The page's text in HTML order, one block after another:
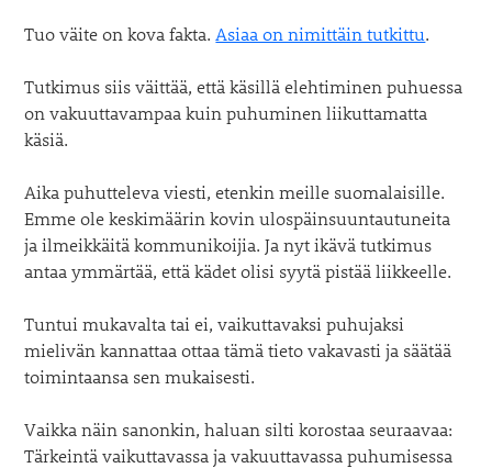
Tuo väite on kova fakta. Asiaa on nimittäin tutkittu.
Tutkimus siis väittää, että käsillä elehtiminen puhuessa
on vakuuttavampaa kuin puhuminen liikuttamatta
käsiä.
Aika puhutteleva viesti, etenkin meille suomalaisille.
Emme ole keskimäärin kovin ulospäinsuuntautuneita
ja ilmeikkäitä kommunikoijia. Ja nyt ikävä tutkimus
antaa ymmärtää, että kädet olisi syytä pistää liikkeelle.
Tuntui mukavalta tai ei, vaikuttavaksi puhujaksi
mielivän kannattaa ottaa tämä tieto vakavasti ja säätää
toimintaansa sen mukaisesti.
Vaikka näin sanonkin, haluan silti korostaa seuraavaa:
Tärkeintä vaikuttavassa ja vakuuttavassa puhumisessa